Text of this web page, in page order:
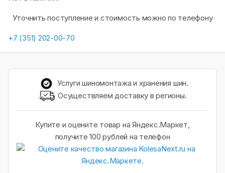
Уточнить поступление и стоимость можно по телефону
+7 (351) 202-00-70
Услуги шиномонтажа и хранения шин.
Осуществляем доставку в регионы.
Купите и оцените товар на Яндекс.Маркет,
получите 100 рублей на телефон